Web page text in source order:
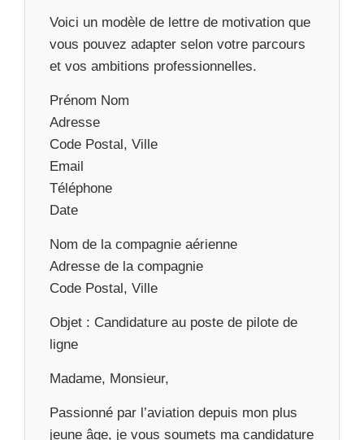
Voici un modèle de lettre de motivation que
vous pouvez adapter selon votre parcours
et vos ambitions professionnelles.
Prénom Nom
Adresse
Code Postal, Ville
Email
Téléphone
Date
Nom de la compagnie aérienne
Adresse de la compagnie
Code Postal, Ville
Objet : Candidature au poste de pilote de
ligne
Madame, Monsieur,
Passionné par l’aviation depuis mon plus
jeune âge, je vous soumets ma candidature